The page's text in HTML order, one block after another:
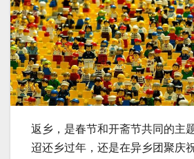
返乡，是春节和开斋节共同的主
迢还乡过年，还是在异乡团聚庆